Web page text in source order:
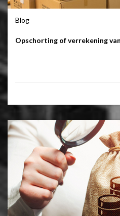
Blog
Opschorting of verrekening